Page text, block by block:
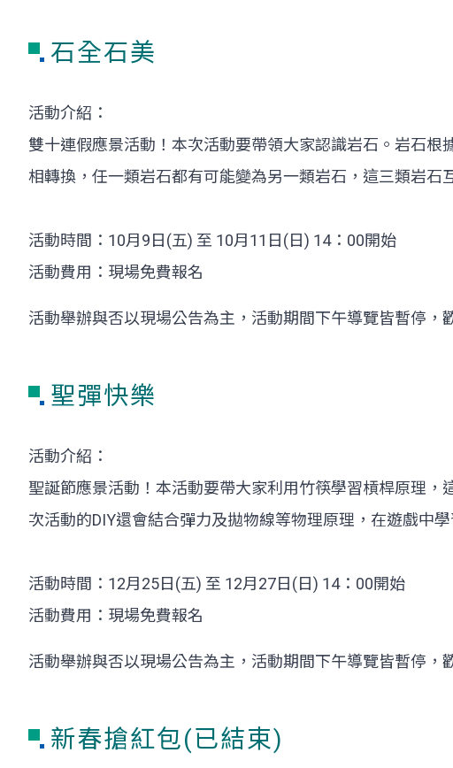
石全石美
活動介紹：
雙十連假應景活動！本次活動要帶領大家認識岩石。岩石
相轉換，任一類岩石都有可能變為另一類岩石，這三類岩石
活動時間：10月9日(五) 至 10月11日(日) 14：00開始
活動費用：現場免費報名
活動舉辦與否以現場公告為主，活動期間下午導覽皆暫停，
聖彈快樂
活動介紹：
聖誕節應景活動！本活動要帶大家利用竹筷學習槓桿原理
次活動的DIY還會結合彈力及拋物線等物理原理，在遊戲中
活動時間：12月25日(五) 至 12月27日(日) 14：00開始
活動費用：現場免費報名
活動舉辦與否以現場公告為主，活動期間下午導覽皆暫停，
新春搶紅包(已結束)